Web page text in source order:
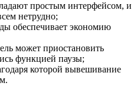
простым интерфейсом, и
нетрудно;
обеспечивает экономию
может приостановить
функцией паузы;
которой вывешивание